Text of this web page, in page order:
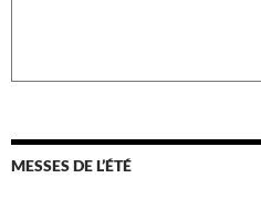
MESSES DE L’ÉTÉ